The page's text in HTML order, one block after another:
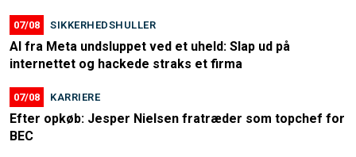
07/08 SIKKERHEDSHULLER
AI fra Meta undsluppet ved et uheld: Slap ud på
internettet og hackede straks et firma
07/08 KARRIERE
Efter opkøb: Jesper Nielsen fratræder som topchef for
BEC